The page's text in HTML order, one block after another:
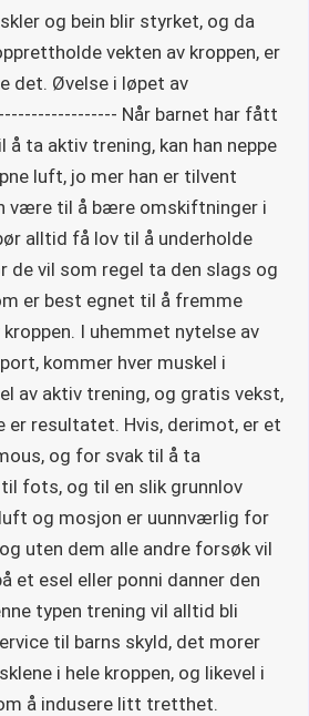
og bein blir styrket, og da
vekten av kroppen, er
det. Øvelse i løpet av
Når barnet har fått
ta aktiv trening, kan han neppe
luft, jo mer han er tilvent
være til å bære omskiftninger i
alltid få lov til å underholde
de vil som regel ta den slags og
er best egnet til å fremme
I uhemmet nytelse av
kommer hver muskel i
av aktiv trening, og gratis vekst,
er resultatet. Hvis, derimot, er et
og for svak til å ta
fots, og til en slik grunnlov
og mosjon er uunnværlig for
uten dem alle andre forsøk vil
et esel eller ponni danner den
typen trening vil alltid bli
til barns skyld, det morer
i hele kroppen, og likevel i
å indusere litt tretthet.